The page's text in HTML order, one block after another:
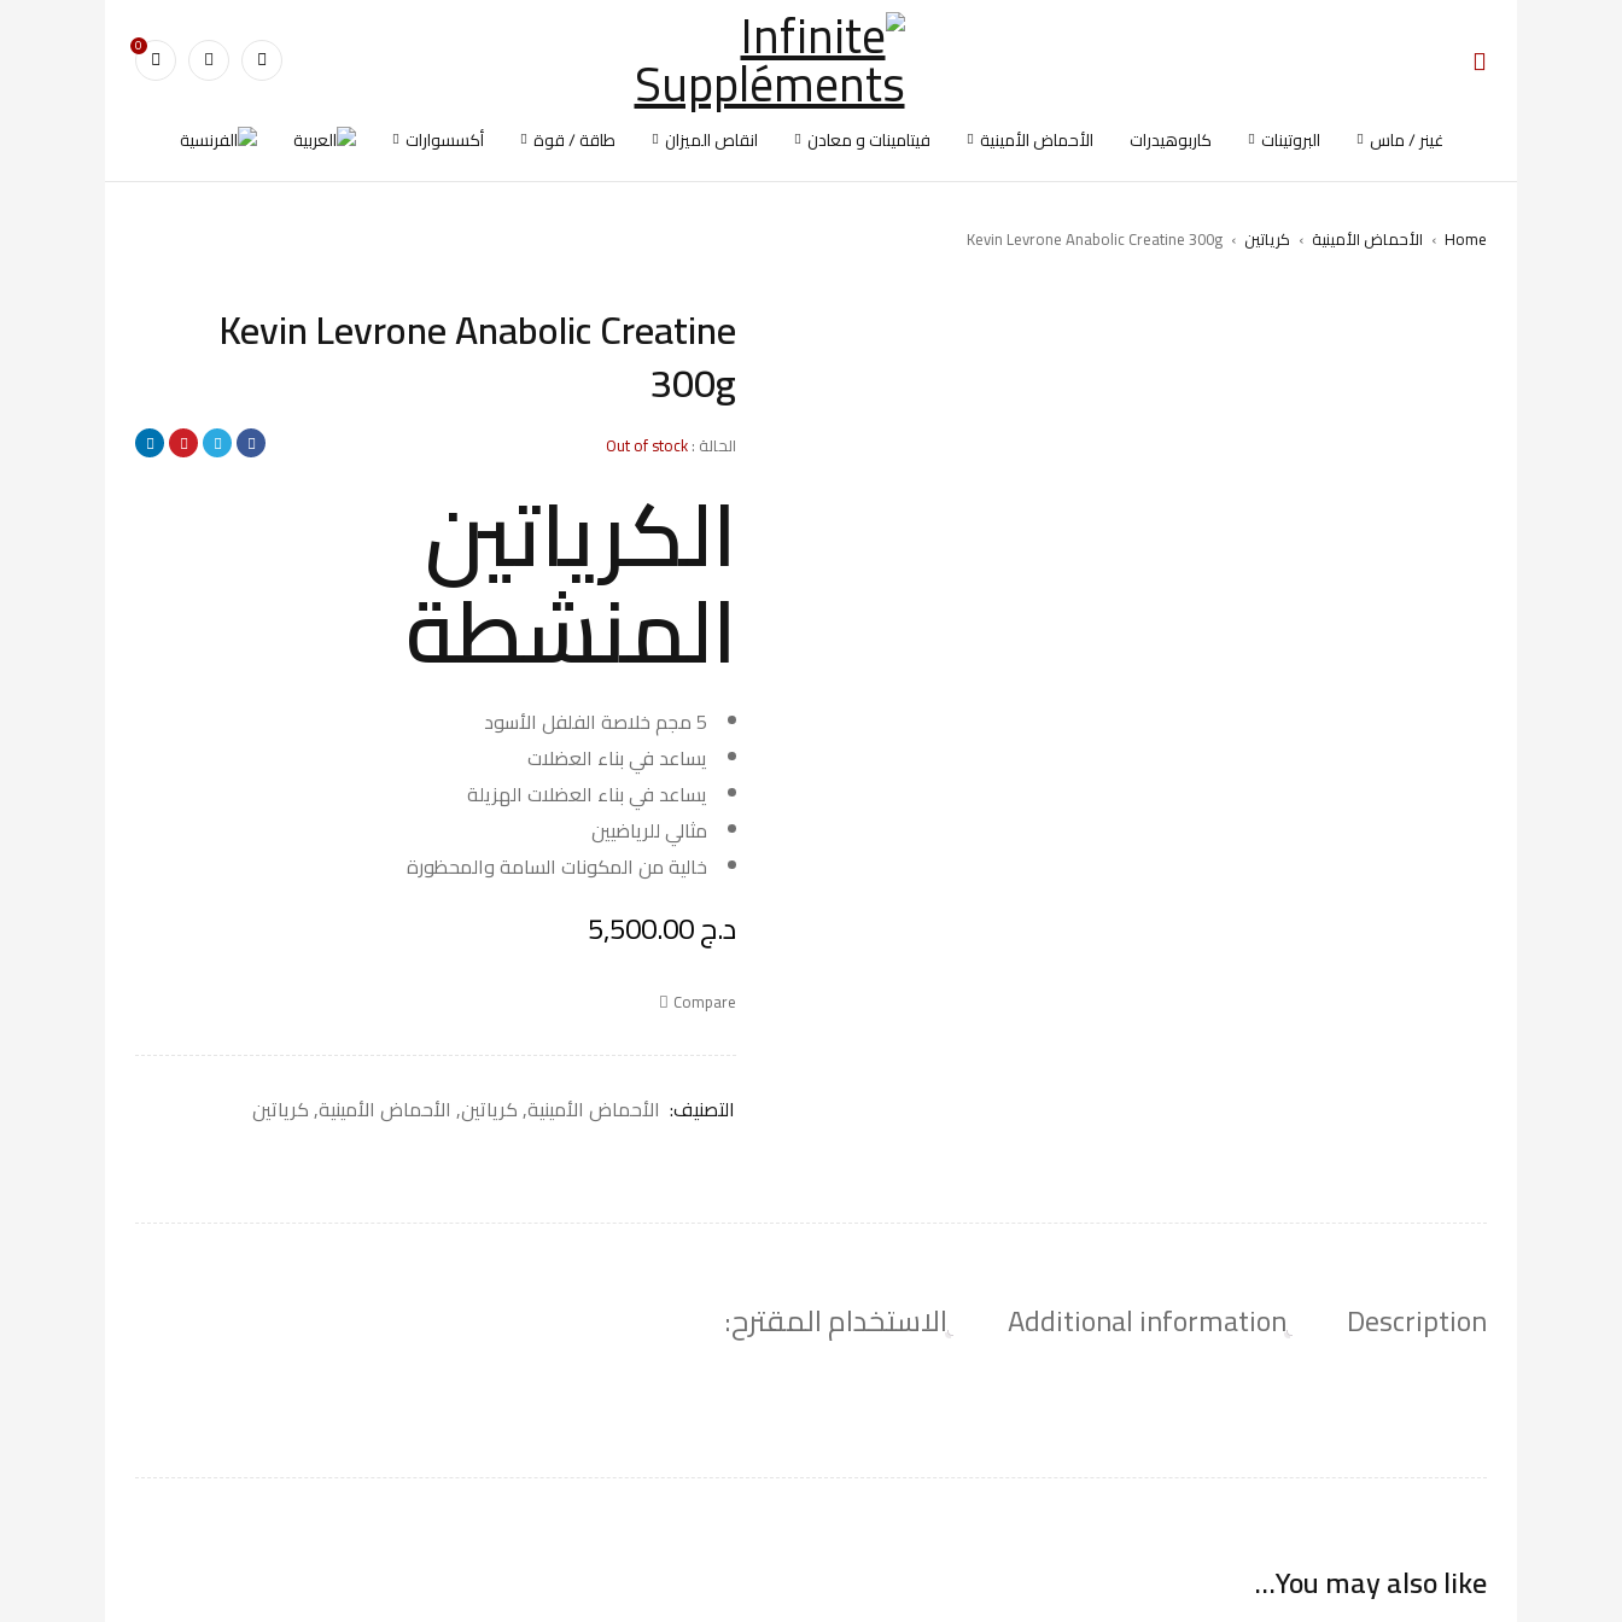
0
غينر / ماس البروتينات كاربوهيدرات الأحماض الأمينية فيتامينات و معادن انقاص الميزان طاقة / قوة أكسسوارات
Home
› الأحماض الأمينية › كرياتين ›
Kevin Levrone Anabolic Creatine 300g
Kevin Levrone Anabolic Creatine
300g
الحالة :Out of stock
الكرياتين
المنشطة
5 مجم خلاصة الفلفل الأسود
يساعد في بناء العضلات
يساعد في بناء العضلات الهزيلة
مثالي للرياضيين
خالية من المكونات السامة والمحظورة
د.ج5,500.00
Compare
التصنيف: الأحماض الأمينية,كرياتين, الأحماض الأمينية,كرياتين
Description
Additional information الاستخدام المقترح:
You may also like…